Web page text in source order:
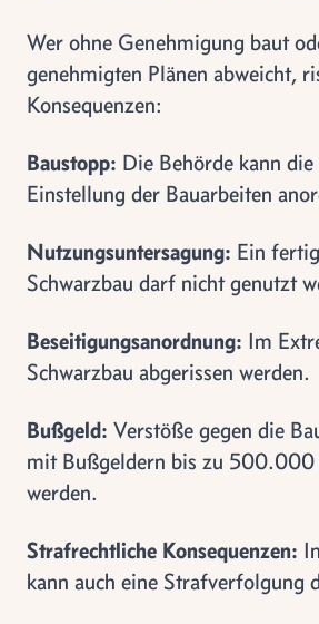
Wer ohne Genehmigung baut
genehmigten Plänen abweicht,
Konsequenzen:
Baustopp: Die Behörde kann
Einstellung der Bauarbeiten
Nutzungsuntersagung: Ein
Schwarzbau darf nicht genutzt
Beseitigungsanordnung: Im
Schwarzbau abgerissen werden.
Bußgeld: Verstöße gegen die
mit Bußgeldern bis zu 500.000
werden.
Strafrechtliche Konsequenzen:
kann auch eine Strafverfolgung